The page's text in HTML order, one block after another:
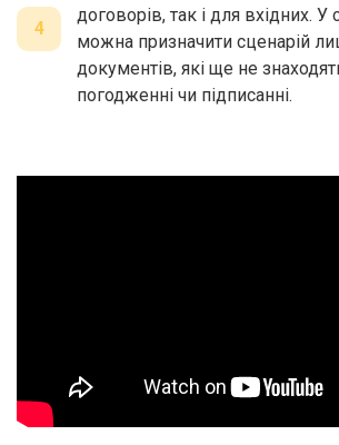
4
договорів, так і для вхідних. У
можна призначити сценарій
документів, які ще не
погодженні чи підписанні.